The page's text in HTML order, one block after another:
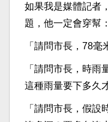
如果我是媒體記者
題，他一定會穿幫：
「請問市長，78毫
「請問市長，時雨
這種雨量要下多久
「請問市長，假設